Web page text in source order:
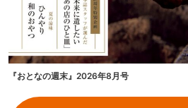
『おとなの週末』2026年8月号